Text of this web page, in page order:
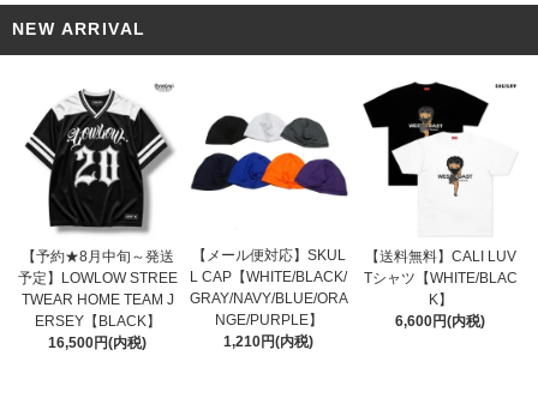
NEW ARRIVAL
【予約★8月中旬～発送
予定】LOWLOW STREE
TWEAR HOME TEAM J
ERSEY【BLACK】
16,500円(内税)
【メール便対応】SKUL
L CAP【WHITE/BLACK/
GRAY/NAVY/BLUE/ORA
NGE/PURPLE】
1,210円(内税)
【送料無料】CALI LUV
Tシャツ【WHITE/BLAC
K】
6,600円(内税)